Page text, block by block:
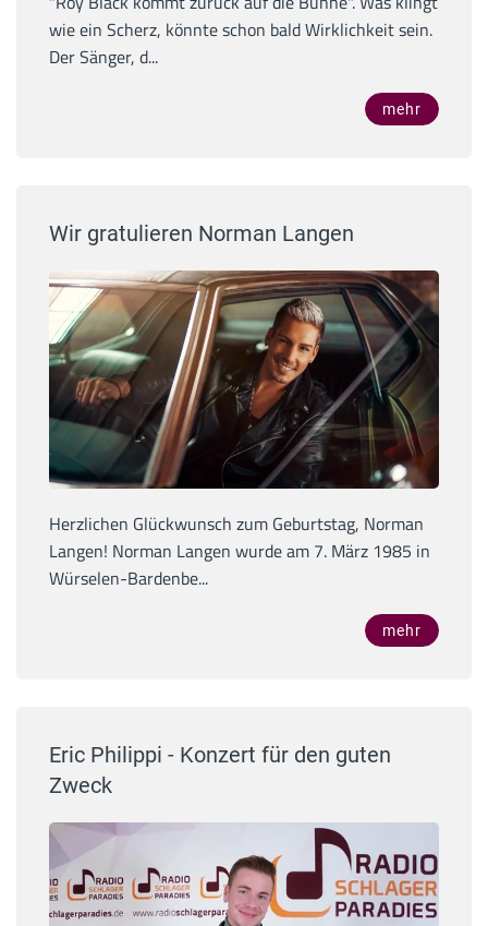
wie ein Scherz, könnte schon bald Wirklichkeit sein.
Der Sänger, d...
mehr
Wir gratulieren Norman Langen
Herzlichen Glückwunsch zum Geburtstag, Norman
Langen! Norman Langen wurde am 7. März 1985 in
Würselen-Bardenbe...
mehr
Eric Philippi - Konzert für den guten
Zweck